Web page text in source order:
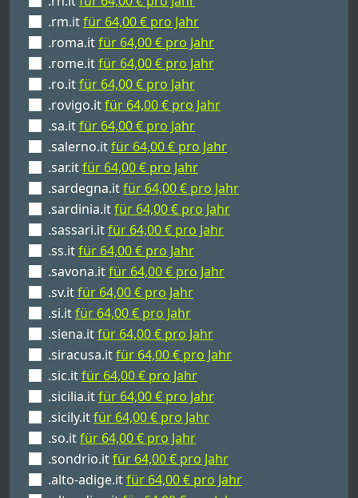
.rm.itfür 64,00 € pro Jahr
.roma.itfür 64,00 € pro Jahr
.rome.itfür 64,00 € pro Jahr
.ro.itfür 64,00 € pro Jahr
.rovigo.itfür 64,00 € pro Jahr
.sa.itfür 64,00 € pro Jahr
.salerno.itfür 64,00 € pro Jahr
.sar.itfür 64,00 € pro Jahr
.sardegna.itfür 64,00 € pro Jahr
.sardinia.itfür 64,00 € pro Jahr
.sassari.itfür 64,00 € pro Jahr
.ss.itfür 64,00 € pro Jahr
.savona.itfür 64,00 € pro Jahr
.sv.itfür 64,00 € pro Jahr
.si.itfür 64,00 € pro Jahr
.siena.itfür 64,00 € pro Jahr
.siracusa.itfür 64,00 € pro Jahr
.sic.itfür 64,00 € pro Jahr
.sicilia.itfür 64,00 € pro Jahr
.sicily.itfür 64,00 € pro Jahr
.so.itfür 64,00 € pro Jahr
.sondrio.itfür 64,00 € pro Jahr
.alto-adige.itfür 64,00 € pro Jahr